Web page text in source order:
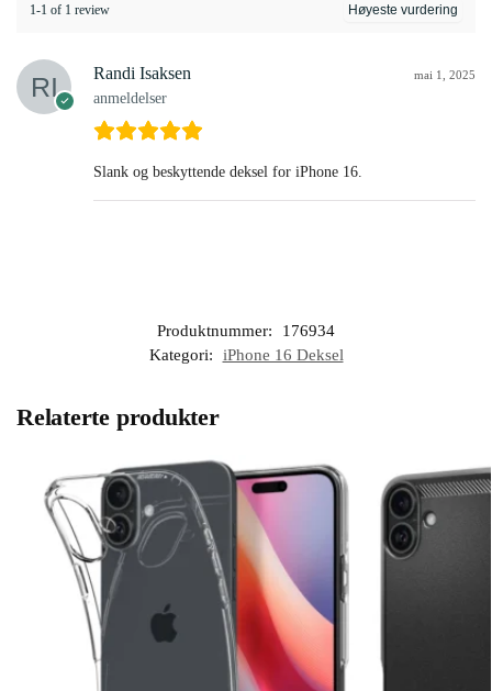
1-1 of 1 review
Randi Isaksen
anmeldelser
mai 1, 2025
Slank og beskyttende deksel for iPhone 16.
Produktnummer:
176934
Kategori:
iPhone 16 Deksel
Relaterte produkter